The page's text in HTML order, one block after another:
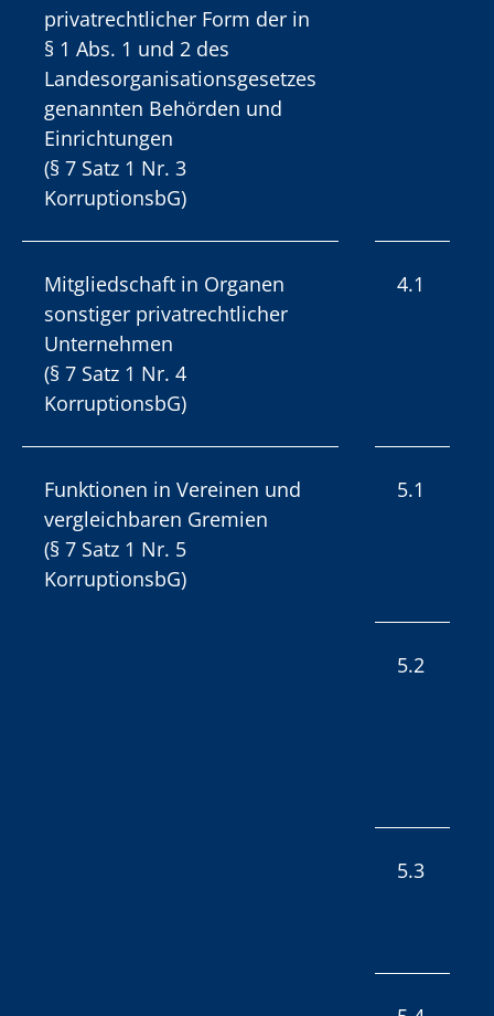
privatrechtlicher Form der in
§ 1 Abs. 1 und 2 des
Landesorganisationsgesetzes
genannten Behörden und
Einrichtungen
(§ 7 Satz 1 Nr. 3
KorruptionsbG)
Mitgliedschaft in Organen
sonstiger privatrechtlicher
Unternehmen
(§ 7 Satz 1 Nr. 4
KorruptionsbG)
4.1
Funktionen in Vereinen und
vergleichbaren Gremien
(§ 7 Satz 1 Nr. 5
KorruptionsbG)
5.1
5.2
5.3